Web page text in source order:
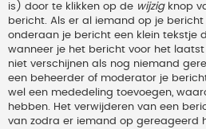
is) door te klikken op de wijzigknop
bericht. Als er al iemand op je
onderaan je bericht een klein tekstje
wanneer je het bericht voor het laatst
niet verschijnen als nog niemand
een beheerder of moderator je
wel een mededeling toevoegen,
hebben. Het verwijderen van een
van zodra er iemand op gereageerd